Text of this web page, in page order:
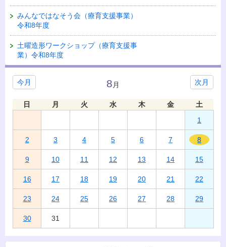
みんなではなそう会（療育支援事業）
令和8年度
土曜造形ワークショップ（療育支援事
業）令和8年度
今月 次月
8 月
日 月 火 水 木 金
土
1
2 3 4 5 6 7 8
9 10 11 12 13 14 15
16 17 18 19 20 21 22
23 24 25 26 27 28 29
30 31